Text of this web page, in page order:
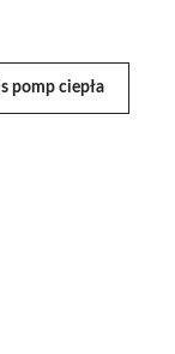
pomp ciepła